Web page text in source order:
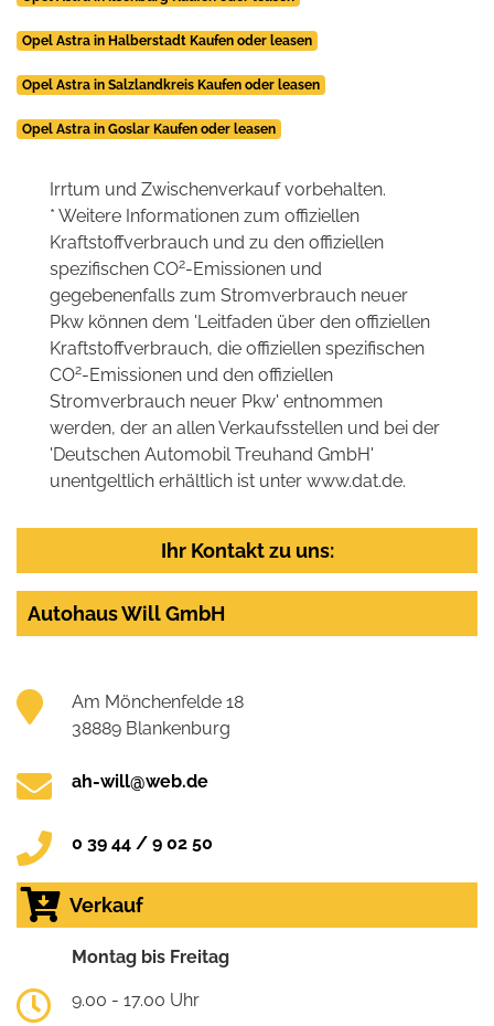
Opel Astra in Halberstadt Kaufen oder leasen
Opel Astra in Salzlandkreis Kaufen oder leasen
Opel Astra in Goslar Kaufen oder leasen
Irrtum und Zwischenverkauf vorbehalten.
* Weitere Informationen zum offiziellen
Kraftstoffverbrauch und zu den offiziellen
spezifischen CO2-Emissionen und
gegebenenfalls zum Stromverbrauch neuer
Pkw können dem 'Leitfaden über den offiziellen
Kraftstoffverbrauch, die offiziellen spezifischen
CO2-Emissionen und den offiziellen
Stromverbrauch neuer Pkw' entnommen
werden, der an allen Verkaufsstellen und bei der
'Deutschen Automobil Treuhand GmbH'
unentgeltlich erhältlich ist unter www.dat.de.
Ihr Kontakt zu uns:
Autohaus Will GmbH
Am Mönchenfelde 18
38889 Blankenburg
ah-will@web.de
0 39 44 / 9 02 50
Verkauf
Montag bis Freitag
9.00 - 17.00 Uhr